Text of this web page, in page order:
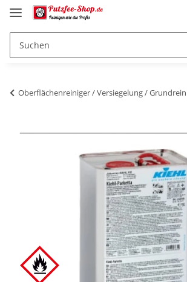
Oberflächenreiniger / Versiegelung /